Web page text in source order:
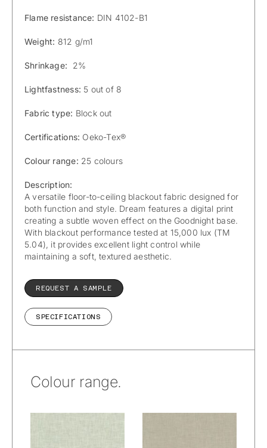
Flame resistance: DIN 4102-B1
Weight: 812 g/m1
Shrinkage: 2%
Lightfastness: 5 out of 8
Fabric type: Block out
Certifications: Oeko-Tex®
Colour range: 25 colours
Description:
A versatile floor-to-ceiling blackout fabric designed for
both function and style. Dream features a digital print
creating a subtle woven effect on the Goodnight base.
With blackout performance tested at 15,000 lux (TM
5.04), it provides excellent light control while
maintaining a soft, textured aesthetic.
REQUEST A SAMPLE
SPECIFICATIONS
Colour range.